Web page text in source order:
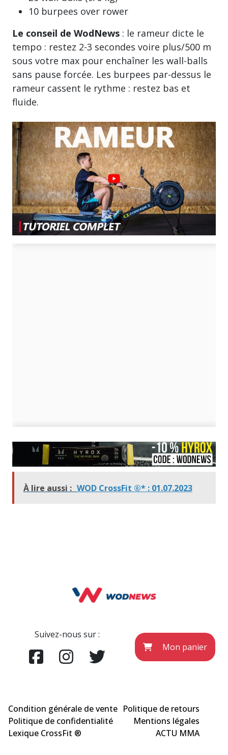
10 burpees over rower
Le conseil de WodNews : le rameur dicte le
tempo : restez 2-3 secondes voire plus/500 m
sous votre max pour enchaîner les wall-balls
sans pause forcée. Les burpees par-dessus le
rameur cassent le rythme : restez bas et
fluide.
À lire aussi : WOD CrossFit ®* : 01.07.2023
Suivez-nous sur :
Mon panier
Condition générale de vente Politique de retours
Politique de confidentialité
Mentions légales
Lexique CrossFit ®
ACTU MMA